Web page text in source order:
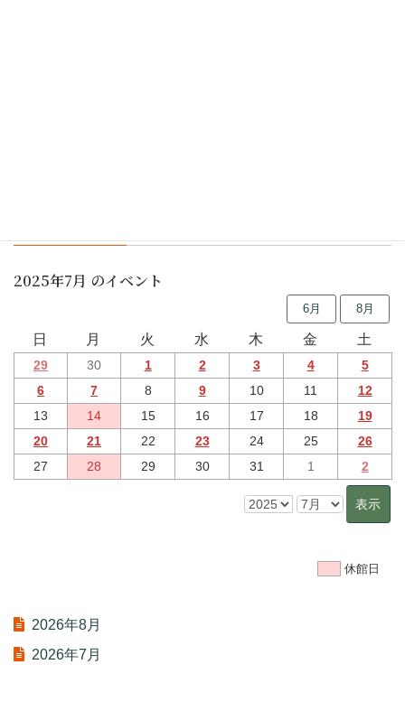
2025年7月 のイベント
6月 8月
日 月 火 水 木 金 土
29 30 1 2 3 4
5
6
7 8 9 10 11
12
13
14 15 16 17 18
19
20
21 22 23 24 25
26
27
28 29 30 31 1 2
休館日
2026年8月
2026年7月